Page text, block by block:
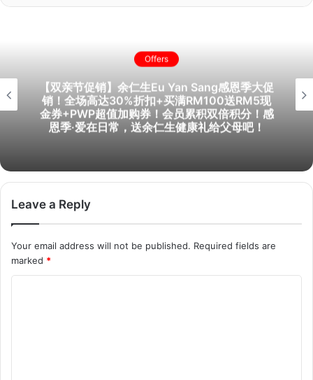
Offers
【双亲节促销】余仁生Eu Yan Sang感恩季大促
销！全场高达30%折扣+买满RM100送RM5现
金券+PWP超值加购券！会员累积双倍积分！感
恩季·爱在日常，送余仁生健康礼给父母吧！
Leave a Reply
Your email address will not be published. Required fields are
marked *